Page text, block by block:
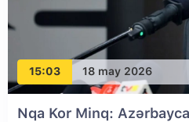
15:03 18 may 2026
Nqa Kor Minq: